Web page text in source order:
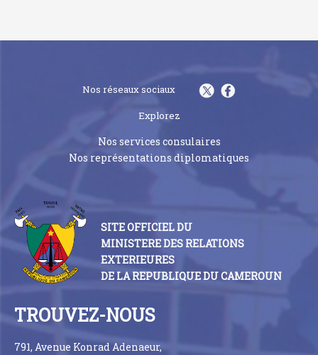
Nos réseaux sociaux
Explorez
Nos services consulaires
Nos représentations diplomatiques
SITE OFFICIEL DU
MINISTERE DES RELATIONS
EXTERIEURES
DE LA REPUBLIQUE DU CAMEROUN
TROUVEZ-NOUS
791, Avenue Konrad Adenaeur,